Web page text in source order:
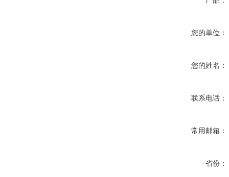
您的单位：
您的姓名：
联系电话：
常用邮箱：
省份：